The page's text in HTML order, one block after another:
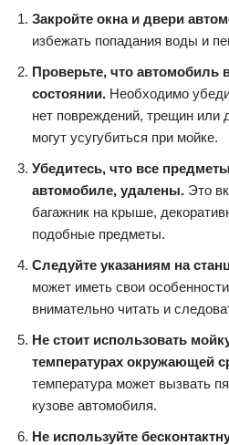
Закройте окна и двери
избежать попадания воды и
Проверьте, что автомобиль
состоянии. Необходимо
нет повреждений, трещин или
могут усугубиться при мойке.
Убедитесь, что все
автомобиле, удалены. Это
багажник на крыше,
подобные предметы.
Следуйте указаниям на
может иметь свои
внимательно читать и
Не стоит использовать
температурах окружающей
температура может вызвать
кузове автомобиля.
Не используйте